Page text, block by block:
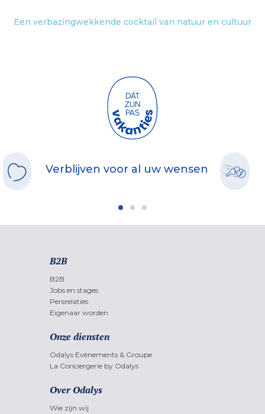
Een verbazingwekkende cocktail van natuur en cultuur
Verblijven voor al uw wensen
B2B
B2B
Jobs en stages
Persrelaties
Eigenaar worden
Onze diensten
Odalys Evènements & Groupe
La Conciergerie by Odalys
Over Odalys
Wie zijn wij